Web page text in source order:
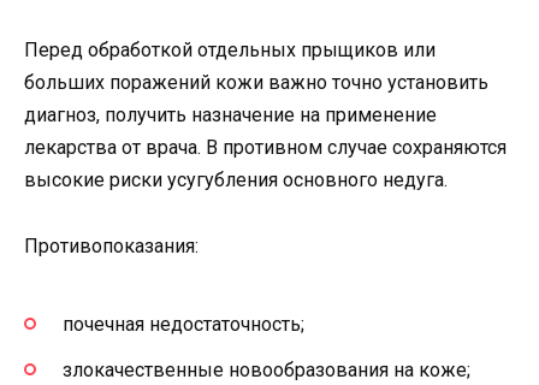
Перед обработкой отдельных прыщиков или
больших поражений кожи важно точно установить
диагноз, получить назначение на применение
лекарства от врача. В противном случае сохраняются
высокие риски усугубления основного недуга.
Противопоказания:
почечная недостаточность;
злокачественные новообразования на коже;